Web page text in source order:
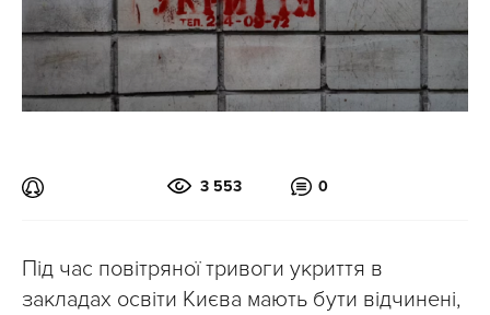
3 553 0
Під час повітряної тривоги укриття в
закладах освіти Києва мають бути відчинені,